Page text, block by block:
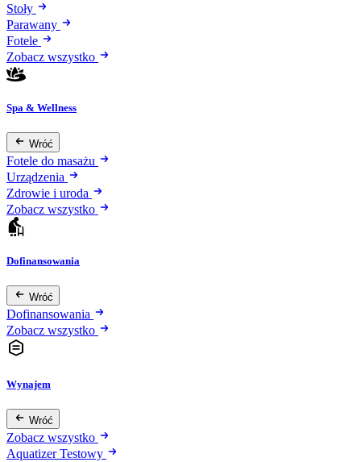
Stoły
Parawany
Fotele
Zobacz wszystko
Spa & Wellness
Wróć
Fotele do masażu
Urządzenia
Zdrowie i uroda
Zobacz wszystko
Dofinansowania
Wróć
Dofinansowania
Zobacz wszystko
Wynajem
Wróć
Zobacz wszystko
Aquatizer Testowy